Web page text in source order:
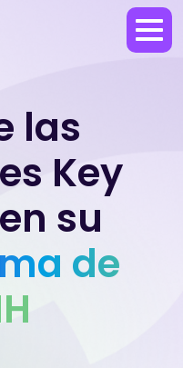
las
Key
su
de